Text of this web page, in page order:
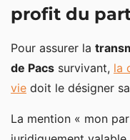
profit du
Pour assurer la
de Pacs survivant, la
vie doit le désigner
La mention « mon